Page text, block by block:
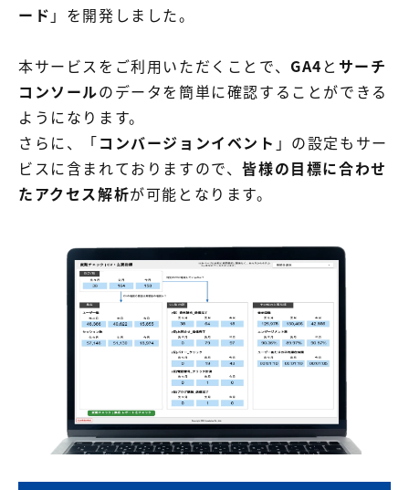
サービス
広告プロモーションの製品
【クリニック向け】新規集患
Web広告サービス
【歯科業界向け】新規集患
【塾・個別塾業界向け】新規
集客Web広告パッケージ
サイトアクセス増加パッケー
ジ
Web制作の製品
WEBプラス
ード 」を開発しました。
本サービスをご利用いただくことで、 GA4 と サーチ
コンソールのデータを簡単に確認することができる
ようになります。
さらに、「コンバージョンイベント 」の設定もサー
ビスに含まれておりますので、皆様の目標に合わせ
たアクセス解析が可能となります。